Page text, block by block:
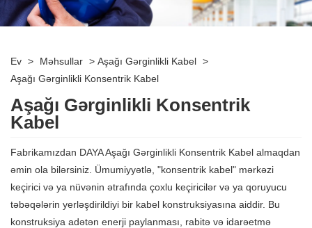
Ev > Məhsullar > Aşağı Gərginlikli Kabel >
Aşağı Gərginlikli Konsentrik Kabel
Aşağı Gərginlikli Konsentrik
Kabel
Fabrikamızdan DAYA Aşağı Gərginlikli Konsentrik Kabel almaqdan
əmin ola bilərsiniz. Ümumiyyətlə, "konsentrik kabel" mərkəzi
keçirici və ya nüvənin ətrafında çoxlu keçiricilər və ya qoruyucu
təbəqələrin yerləşdirildiyi bir kabel konstruksiyasına aiddir. Bu
konstruksiya adətən enerji paylanması, rabitə və idarəetmə